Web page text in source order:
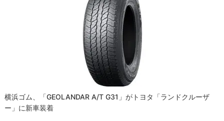
横浜ゴム、「GEOLANDAR A/T G31」がトヨタ「ランドクルーザ
ー」に新車装着